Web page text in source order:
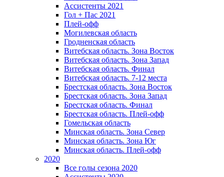
Ассистенты 2021
Гол + Пас 2021
Плей-офф
Могилевская область
Гродненская область
Витебская область. Зона Восток
Витебская область. Зона Запад
Витебская область. Финал
Витебская область. 7-12 места
Брестская область. Зона Восток
Брестская область. Зона Запад
Брестская область. Финал
Брестская область. Плей-офф
Гомельская область
Минская область. Зона Север
Минская область. Зона Юг
Минская область. Плей-офф
2020
Все голы сезона 2020